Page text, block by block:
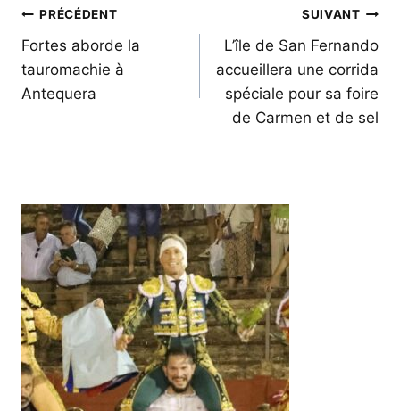
Navigation
de
l’article
PRÉCÉDENT
Fortes aborde la
tauromachie à
Antequera
SUIVANT
L’île de San Fernando
accueillera une corrida
spéciale pour sa foire
de Carmen et de sel